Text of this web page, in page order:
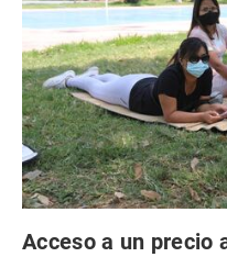
Acceso a un precio